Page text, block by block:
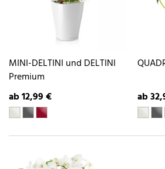
MINI-DELTINI und DELTINI
Premium
ab 12,99 €
ab